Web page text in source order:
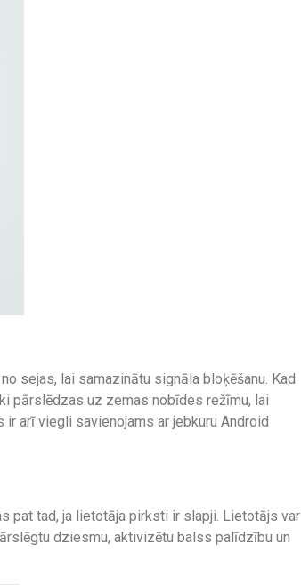
sejas, lai samazinātu signāla bloķēšanu. Kad
pārslēdzas uz zemas nobīdes režīmu, lai
arī viegli savienojams ar jebkuru Android
pat tad, ja lietotāja pirksti ir slapji. Lietotājs var
dziesmu, aktivizētu balss palīdzību un